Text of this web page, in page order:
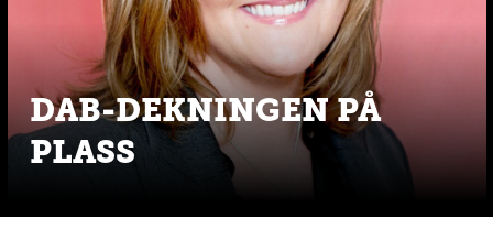
DAB-DEKNINGEN PÅ
PLASS